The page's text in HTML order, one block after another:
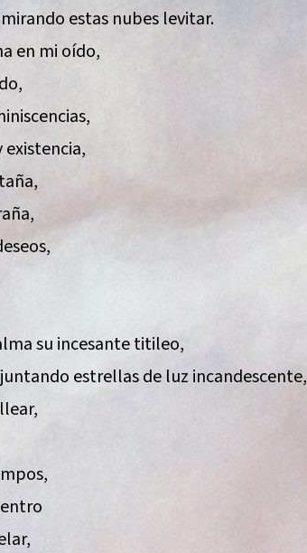
estas nubes levitar.
en mi oído,
su incesante titileo,
estrellas de luz incandescente,